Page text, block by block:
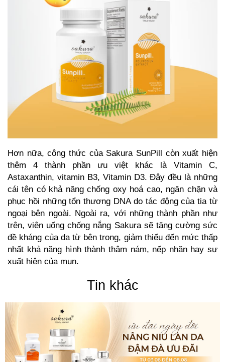
Hơn nữa, công thức của Sakura SunPill còn xuất hiện
thêm 4 thành phần ưu việt khác là Vitamin C,
Astaxanthin, vitamin B3, Vitamin D3. Đây đều là những
cái tên có khả năng chống oxy hoá cao, ngăn chặn và
phục hồi những tổn thương DNA do tác động của tia từ
ngoại bên ngoài. Ngoài ra, với những thành phần như
trên, viên uống chống nắng Sakura sẽ tăng cường sức
đề kháng của da từ bên trong, giảm thiểu đến mức thấp
nhất khả năng hình thành thâm nám, nếp nhăn hay sự
xuất hiện của mụn.
Tin khác